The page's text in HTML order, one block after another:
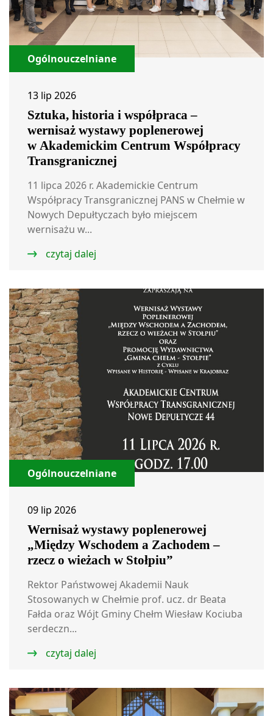
Ogólnouczelniane
13 lip 2026
Sztuka, historia i współpraca –
wernisaż wystawy poplenerowej
w Akademickim Centrum Współpracy
Transgranicznej
11 lipca 2026 r. Akademickie Centrum
Współpracy Transgranicznej PANS w Chełmie w
Nowych Depułtyczach było miejscem
wernisażu w...
czytaj dalej
Ogólnouczelniane
09 lip 2026
Wernisaż wystawy poplenerowej
„Między Wschodem a Zachodem –
rzecz o wieżach w Stołpiu”
Rektor Państwowej Akademii Nauk
Stosowanych w Chełmie prof. ucz. dr Beata
Fałda oraz Wójt Gminy Chełm Wiesław Kociuba
serdeczn...
czytaj dalej